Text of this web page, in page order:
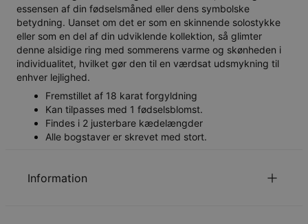
essensen af din fødselsmåned eller dens symbolske
betydning. Uanset om det er som en skinnende solostykke
eller som en del af din udviklende kollektion, så glimter
denne alsidige ring med sommerens varme og skønheden i
individualitet, hvilket gør den til en værdsat udsmykning til
enhver lejlighed.
Fremstillet af 18 karat forgyldning
Kan tilpasses med 1 fødselsblomst.
Findes i 2 justerbare kædelængder
Alle bogstaver er skrevet med stort.
Information